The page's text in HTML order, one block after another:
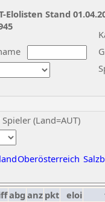
(Land=AUT)
Oberösterreich
Elolisten Stand
abg anz pkt eloi